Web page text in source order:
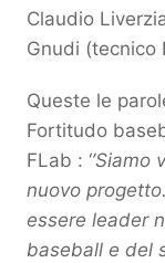
Claudio
Gnudi
Queste le
Fortitudo
FLab : ‘’Siamo
nuovo
essere leader
baseball e del